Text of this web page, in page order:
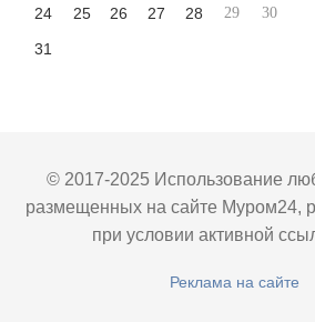
24 25 26 27 28 29 30
31
© 2017-2025 Использование
размещенных на сайте Муром24,
при условии активной
Реклама на сайте